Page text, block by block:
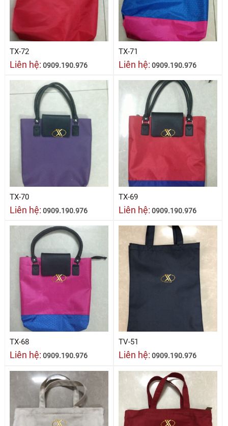
TX-72
Liên hệ: 0909.190.976
TX-71
Liên hệ: 0909.190.976
TX-70
Liên hệ: 0909.190.976
TX-69
Liên hệ: 0909.190.976
TX-68
Liên hệ: 0909.190.976
TV-51
Liên hệ: 0909.190.976